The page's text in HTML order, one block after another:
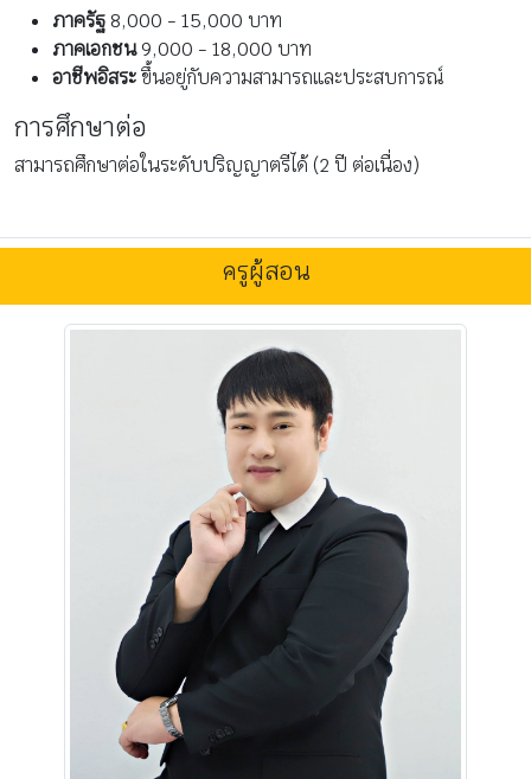
ภาครัฐ 8,000 - 15,000 บาท
ภาคเอกชน9,000 - 18,000 บาท
อาชีพอิสระขึ้นอยู่กับความสามารถและประสบการณ์
การศึกษาต่อ
สามารถศึกษาต่อในระดับปริญญาตรีได้ (2 ปี ต่อเนื่อง)
ครูผู้สอน